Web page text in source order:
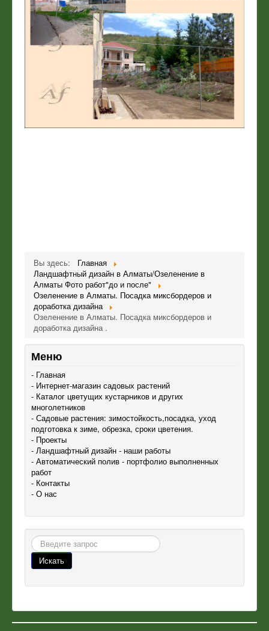
Вы здесь:
Главная
Ландшафтный дизайн в Алматы/Озеленение в
Алматы Фото работ"до и после"
Озеленение в Алматы. Посадка миксбордеров и
доработка дизайна
Озеленение в Алматы. Посадка миксбордеров и
доработка дизайна .
Меню
- Главная
- Интернет-магазин садовых растений
- Каталог цветущих кустарников и других
многолетников
- Садовые растения: зимостойкость,посадка, уход
подготовка к зиме, обрезка, сроки цветения.
- Проекты
- Ландшафтный дизайн - наши работы
- Автоматический полив - портфолио выполненных
работ
- Контакты
- О нас
Поиск
Искать